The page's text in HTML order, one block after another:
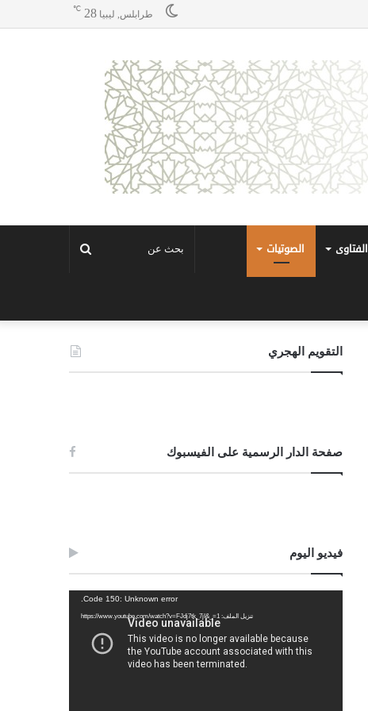
طرابلس, ليبيا 28
℃
الفتاوى الصوتيات
التقويم الهجري
صفحة الدار الرسمية على الفيسبوك
فيديو اليوم
Code 150: Unknown error.
تنزيل الملف: https://www.youtube.com/watch?v=FJdj7tk_7jI&_=1